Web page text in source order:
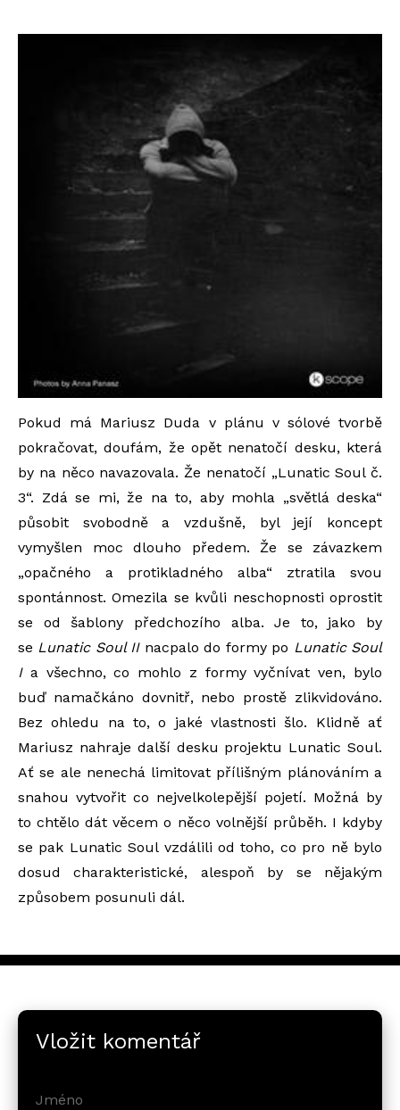
Pokud má Mariusz Duda v plánu v sólové tvorbě
pokračovat, doufám, že opět nenatočí desku, která
by na něco navazovala. Že nenatočí „Lunatic Soul č.
3“. Zdá se mi, že na to, aby mohla „světlá deska“
působit svobodně a vzdušně, byl její koncept
vymyšlen moc dlouho předem. Že se závazkem
„opačného a protikladného alba“ ztratila svou
spontánnost. Omezila se kvůli neschopnosti oprostit
se od šablony předchozího alba. Je to, jako by
se Lunatic Soul IInacpalo do formy po Lunatic Soul
Ia všechno, co mohlo z formy vyčnívat ven, bylo
buď namačkáno dovnitř, nebo prostě zlikvidováno.
Bez ohledu na to, o jaké vlastnosti šlo. Klidně ať
Mariusz nahraje další desku projektu Lunatic Soul.
Ať se ale nenechá limitovat přílišným plánováním a
snahou vytvořit co nejvelkolepější pojetí. Možná by
to chtělo dát věcem o něco volnější průběh. I kdyby
se pak Lunatic Soul vzdálili od toho, co pro ně bylo
dosud charakteristické, alespoň by se nějakým
způsobem posunuli dál.
Vložit komentář